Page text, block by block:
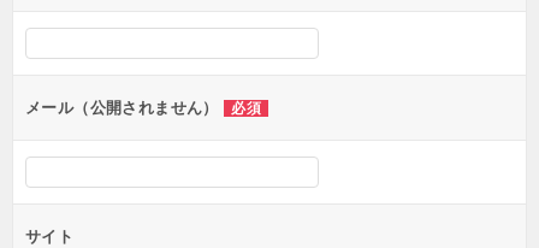
シ
ンメール（公開されません） 必須
サイト